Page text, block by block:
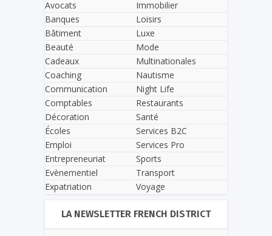
Avocats
Banques
Bâtiment
Beauté
Cadeaux
Coaching
Communication
Comptables
Décoration
Écoles
Emploi
Entrepreneuriat
Evènementiel
Expatriation
Immobilier
Loisirs
Luxe
Mode
Multinationales
Nautisme
Night Life
Restaurants
Santé
Services B2C
Services Pro
Sports
Transport
Voyage
LA NEWSLETTER FRENCH DISTRICT